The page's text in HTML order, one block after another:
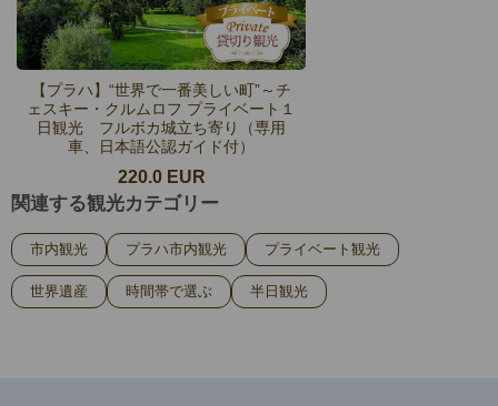
【プラハ】“世界で一番美しい町”～チ
ェスキー・クルムロフ プライベート１
日観光 フルボカ城立ち寄り（専用
車、日本語公認ガイド付）
220.0 EUR
関連する観光カテゴリー
市内観光 プラハ市内観光 プライベート観光
世界遺産 時間帯で選ぶ 半日観光